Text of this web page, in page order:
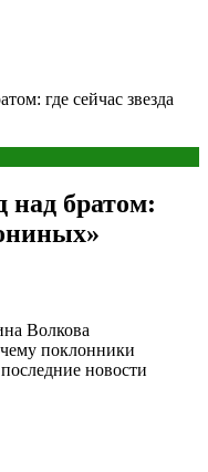
где сейчас звезда
над братом:
Волкова
поклонники
новости